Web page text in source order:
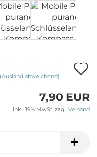
(Ausland abweichend)
7,90 EUR
inkl. 19% MwSt. zzgl. Versand